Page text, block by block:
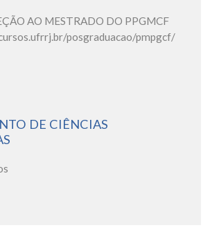
AO MESTRADO DO PPGMCF
posgraduacao/pmpgcf/
DE CIÊNCIAS